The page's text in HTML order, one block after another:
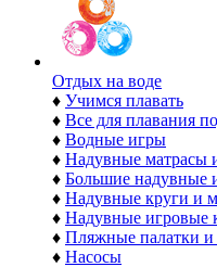
Отдых на воде
♦ Учимся плавать
♦ Все для плавания
♦ Водные игры
♦ Надувные матрасы
♦ Большие надувные
♦ Надувные круги и
♦ Надувные игровые
♦ Пляжные палатки и
♦ Насосы